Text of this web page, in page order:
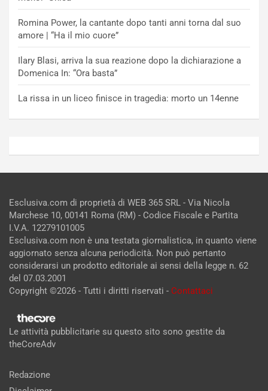
Romina Power, la cantante dopo tanti anni torna dal suo
amore | “Ha il mio cuore”
Ilary Blasi, arriva la sua reazione dopo la dichiarazione a
Domenica In: “Ora basta”
La rissa in un liceo finisce in tragedia: morto un 14enne
Esclusiva.com di proprietà di WEB 365 SRL - Via Nicola
Marchese 10, 00141 Roma (RM) - Codice Fiscale e Partita
I.V.A. 12279101005
Esclusiva.com non è una testata giornalistica, in quanto viene
aggiornato senza alcuna periodicità. Non può pertanto
considerarsi un prodotto editoriale ai sensi della legge n. 62
del 07.03.2001
Copyright ©2026 - Tutti i diritti riservati - Contattaci
Le attività pubblicitarie su questo sito sono gestite da
theCoreAdv
Redazione